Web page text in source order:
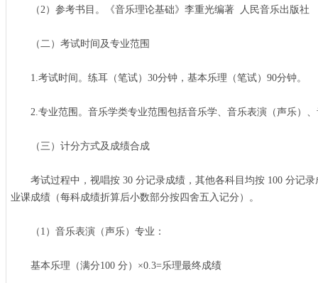
（2）参考书目。《音乐理论基础》李重光编著 人民音乐出版社
（二）考试时间及专业范围
1.考试时间。练耳（笔试）30分钟，基本乐理（笔试）90分钟。
2.专业范围。音乐学类专业范围包括音乐学、音乐表演（声乐）、
（三）计分方式及成绩合成
考试过程中，视唱按 30 分记录成绩，其他各科目均按 100 分记录
业课成绩（每科成绩折算后小数部分按四舍五入记分）。
（1）音乐表演（声乐）专业：
基本乐理（满分100 分）×0.3=乐理最终成绩